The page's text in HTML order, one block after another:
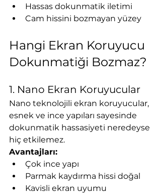
Hassas dokunmatik iletimi
Cam hissini bozmayan yüzey
Hangi Ekran Koruyucu
Dokunmatiği Bozmaz?
1. Nano Ekran Koruyucular
Nano teknolojili ekran koruyucular,
esnek ve ince yapıları sayesinde
dokunmatik hassasiyeti neredeyse
hiç etkilemez.
Avantajları:
Çok ince yapı
Parmak kaydırma hissi doğal
Kavisli ekran uyumu